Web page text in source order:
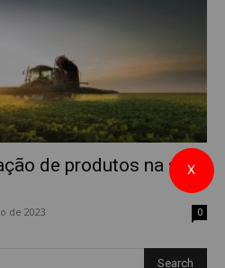
de produtos na soja
de 2023 0
X